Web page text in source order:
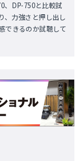
、DP-750と比較試
、力強さと押し出し
できるのか試聴して